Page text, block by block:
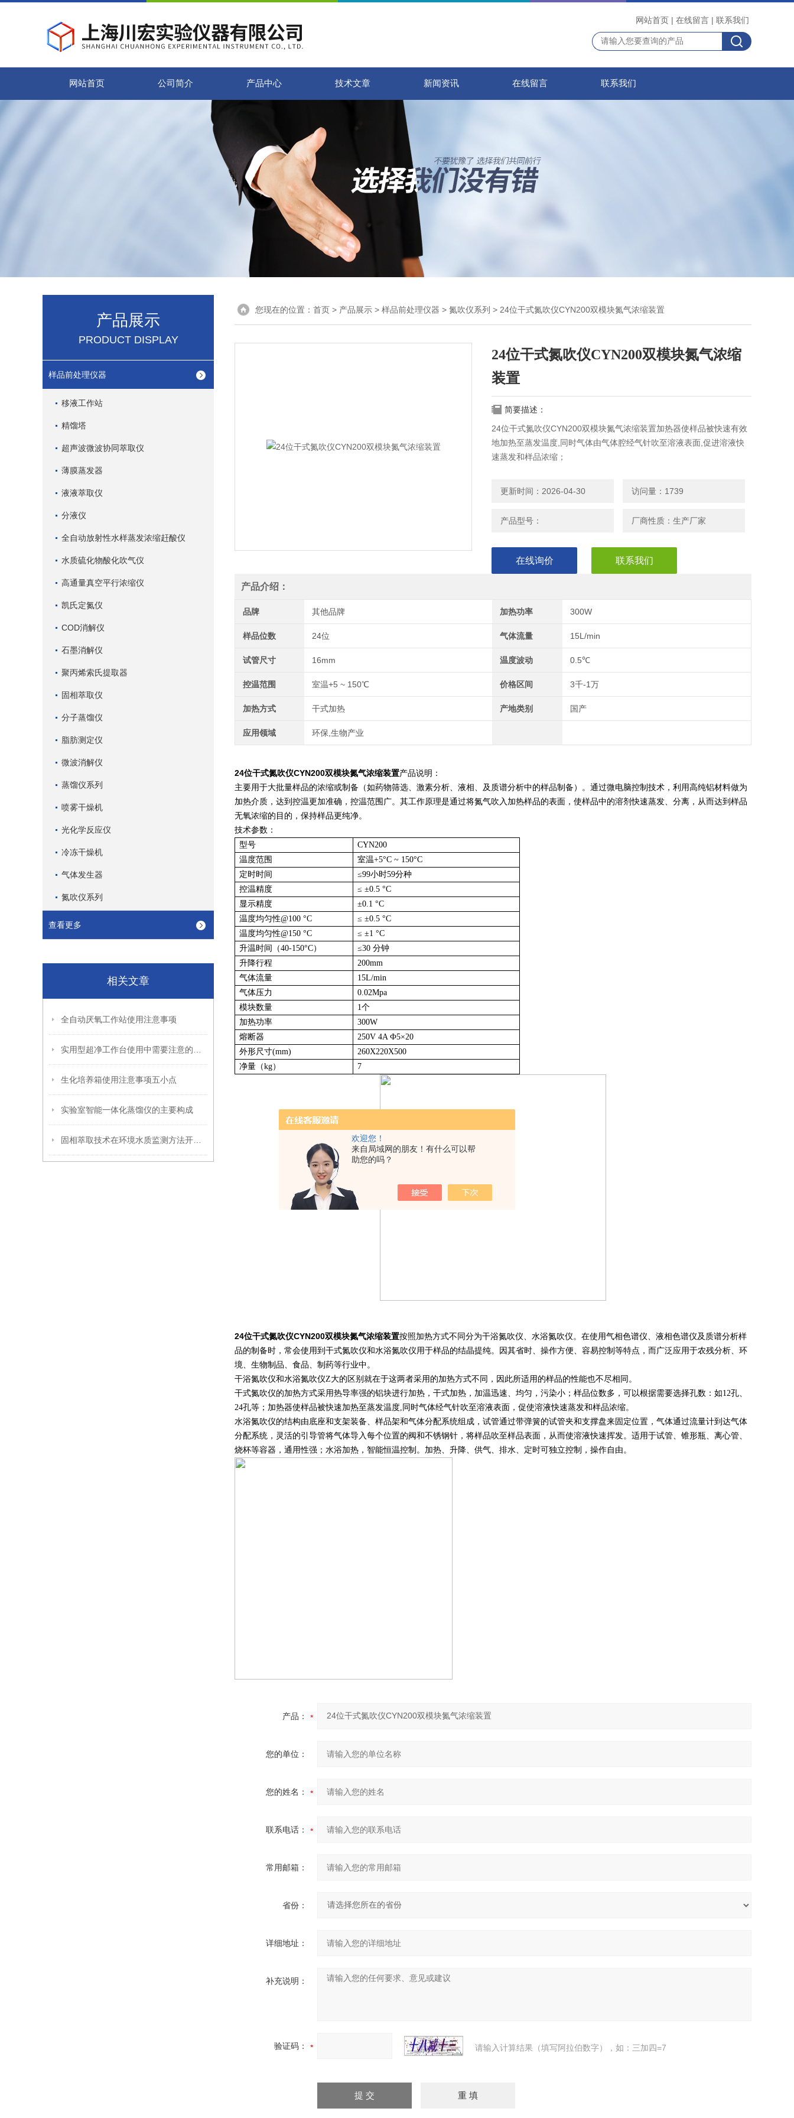
欢迎您！
来自局域网的朋友！有什么可以帮
助您的吗？
网站首页 | 在线留言 | 联系我们
网站首页 公司简介 产品中心 技术文章 新闻资讯 在线留言 联系我们
您现在的位置： 首页 > 产品展示 > 样品前处理仪器 > 氮吹仪系列 > 24位干式氮吹仪CYN200双模块氮气浓缩装置
24位干式氮吹仪CYN200双模块氮气浓缩
装置
简要描述：
24位干式氮吹仪CYN200双模块氮气浓缩装置加热器使样品被快速有效
地加热至蒸发温度,同时气体由气体腔经气针吹至溶液表面,促进溶液快
速蒸发和样品浓缩；
更新时间：2026-04-30 访问量：1739
产品型号： 厂商性质：生产厂家
在线询价 联系我们
产品介绍：
品牌 其他品牌 加热功率 300W
样品位数 24位 气体流量 15L/min
试管尺寸 16mm 温度波动 0.5℃
控温范围 室温+5 ~ 150℃ 价格区间 3千-1万
加热方式 干式加热 产地类别 国产
应用领域 环保,生物产业
24位干式氮吹仪CYN200双模块氮气浓缩装置产品说明：
主要用于大批量样品的浓缩或制备（如药物筛选、激素分析、液相、及质谱分析中的样品制备）。通过微电脑控制技术，利用高纯铝材料做为
加热介质，达到控温更加准确，控温范围广。其工作原理是通过将氮气吹入加热样品的表面，使样品中的溶剂快速蒸发、分离，从而达到样品
无氧浓缩的目的，保持样品更纯净。
技术参数：
型号
CYN200
温度范围
室温+5°C ~ 150°C
定时时间
≤99小时59分种
控温精度
≤ ±0.5 °C
显示精度
±0.1 °C
温度均匀性@100 °C
≤ ±0.5 °C
温度均匀性@150 °C
≤ ±1 °C
升温时间（40-150°C）
≤30 分钟
升降行程
200mm
气体流量
15L/min
气体压力
0.02Mpa
模块数量
1个
加热功率
300W
熔断器
250V 4A Ф5×20
外形尺寸(mm)
260X220X500
净量（kg）
7
24位干式氮吹仪CYN200双模块氮气浓缩装置按照加热方式不同分为干浴氮吹仪、水浴氮吹仪。在使用气相色谱仪、液相色谱仪及质谱分析样
品的制备时，常会使用到干式氮吹仪和水浴氮吹仪用于样品的结晶提纯。因其省时、操作方便、容易控制等特点，而广泛应用于农残分析、环
境、生物制品、食品、制药等行业中。
干浴氮吹仪和水浴氮吹仪Z大的区别就在于这两者采用的加热方式不同，因此所适用的样品的性能也不尽相同。
干式氮吹仪的加热方式采用热导率强的铝块进行加热，干式加热，加温迅速、均匀，污染小；样品位数多，可以根据需要选择孔数：如12孔、
24孔等；加热器使样品被快速加热至蒸发温度,同时气体经气针吹至溶液表面，促使溶液快速蒸发和样品浓缩。
水浴氮吹仪的结构由底座和支架装备、样品架和气体分配系统组成，试管通过带弹簧的试管夹和支撑盘来固定位置，气体通过流量计到达气体
分配系统，灵活的引导管将气体导入每个位置的阀和不锈钢针，将样品吹至样品表面，从而使溶液快速挥发。适用于试管、锥形瓶、离心管、
烧杯等容器，通用性强；水浴加热，智能恒温控制。加热、升降、供气、排水、定时可独立控制，操作自由。
产品：
您的单位：
您的姓名：
联系电话：
常用邮箱：
省份：
详细地址：
补充说明：
验证码： 请输入计算结果（填写阿拉伯数字），如：三加四=7
产品展示
PRODUCT DISPLAY
样品前处理仪器
移液工作站
精馏塔
超声波微波协同萃取仪
薄膜蒸发器
液液萃取仪
分液仪
全自动放射性水样蒸发浓缩赶酸仪
水质硫化物酸化吹气仪
高通量真空平行浓缩仪
凯氏定氮仪
COD消解仪
石墨消解仪
聚丙烯索氏提取器
固相萃取仪
分子蒸馏仪
脂肪测定仪
微波消解仪
蒸馏仪系列
喷雾干燥机
光化学反应仪
冷冻干燥机
气体发生器
氮吹仪系列
查看更多
相关文章
全自动厌氧工作站使用注意事项
生化培养箱使用注意事项五小点
实验室智能一体化蒸馏仪的主要构成